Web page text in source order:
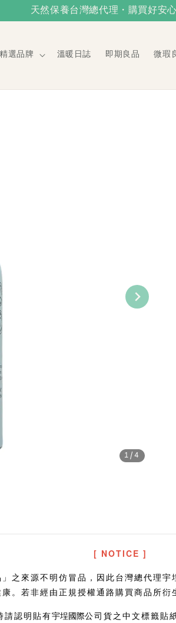
天然保養台灣總代理・購買好安
精選品牌 溫暖日誌 即期良品 微瑕
1/4
[ NOTICE ]
來源不明仿冒品，因此台灣總代理
。若非經由正規授權通路購買商品所衍
請認明貼有宇埕國際公司貨之中文標籤貼